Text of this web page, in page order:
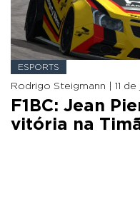
ESPORTS
Rodrigo Steigmann | 11
F1BC: Jean
vitória na